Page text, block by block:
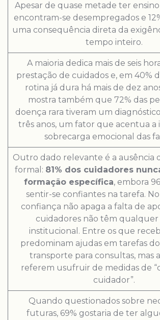
Apesar de quase metade ter ensino
encontram-se desempregados e
uma consequência direta da
tempo inteiro.
A maioria dedica mais de seis
prestação de cuidados e, em 40%
rotina já dura há mais de dez
mostra também que 72% das
doença rara tiveram um
três anos, um fator que acentua a
sobrecarga emocional das
Outro dado relevante é a ausência
formal: 81% dos cuidadores
formação específica, embora
sentir-se confiantes na tarefa.
confiança não apaga a falta de
cuidadores não têm
institucional. Entre os que
predominam ajudas em tarefas
transporte para consultas, mas
referem usufruir de medidas de
cuidador”.
Quando questionados sobre
futuras, 69% gostaria de ter